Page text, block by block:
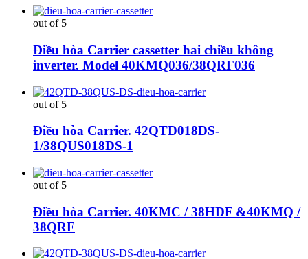
out of 5
Điều hòa Carrier cassetter hai chiều không
inverter. Model 40KMQ036/38QRF036
out of 5
Điều hòa Carrier. 42QTD018DS-
1/38QUS018DS-1
out of 5
Điều hòa Carrier. 40KMC / 38HDF &40KMQ /
38QRF